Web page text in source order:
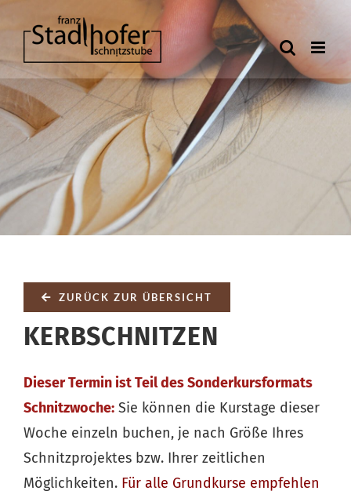
Inhalt
springen
ZURÜCK ZUR ÜBERSICHT
KERBSCHNITZEN
Dieser Termin ist Teil des Sonderkursformats
Schnitzwoche: Sie können die Kurstage dieser
Woche einzeln buchen, je nach Größe Ihres
Schnitzprojektes bzw. Ihrer zeitlichen
Möglichkeiten. Für alle Grundkurse empfehlen